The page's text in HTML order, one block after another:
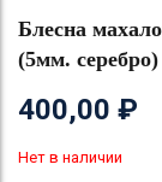
Блесна
(5мм. серебро)
400,00 ₽
Нет в наличии